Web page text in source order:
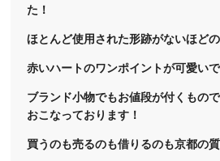
た！
ほとんど使用された形跡がないほど
赤いハートのワンポイントが可愛いで
ブランド小物でもお値段が付くもの
おこなっております！
買うのも売るのも借りるのも京都の